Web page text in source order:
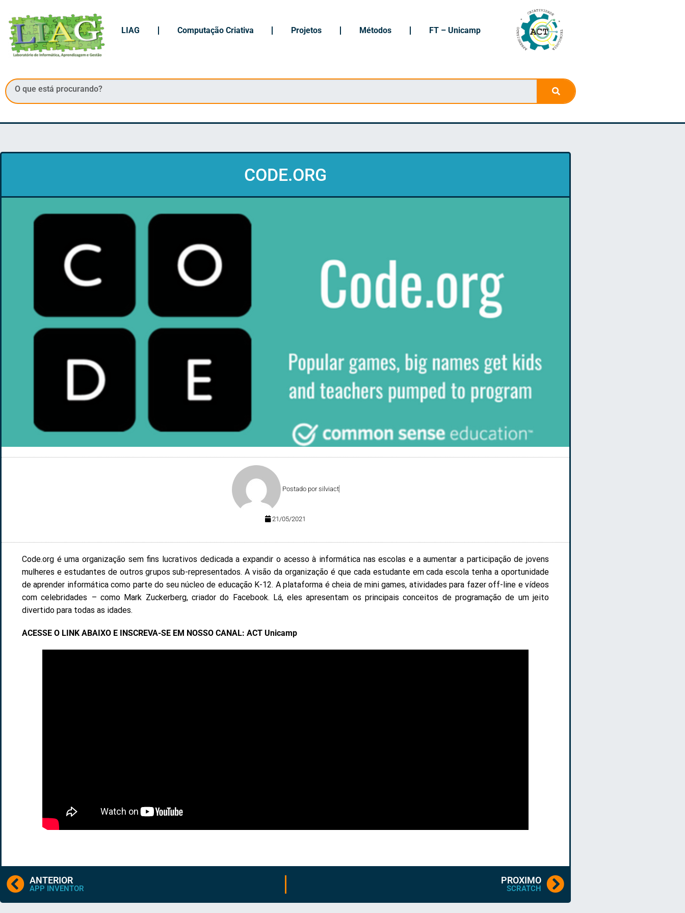
LIAG Computação Criativa Projetos Métodos FT – Unicamp
CODE.ORG
Postado porsilviact
21/05/2021
Code.org é uma organização sem fins lucrativos dedicada a expandir o acesso à informática nas escolas e a aumentar a participação de jovens
mulheres e estudantes de outros grupos sub-representados. A visão da organização é que cada estudante em cada escola tenha a oportunidade
de aprender informática como parte do seu núcleo de educação K-12. A plataforma é cheia de mini games, atividades para fazer off-line e vídeos
com celebridades – como Mark Zuckerberg, criador do Facebook. Lá, eles apresentam os principais conceitos de programação de um jeito
divertido para todas as idades.
ACESSE O LINK ABAIXO E INSCREVA-SE EM NOSSO CANAL: ACT Unicamp
ANTERIOR
APP INVENTOR
PROXIMO
SCRATCH